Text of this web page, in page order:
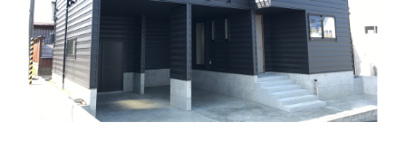
コラム
会社紹介